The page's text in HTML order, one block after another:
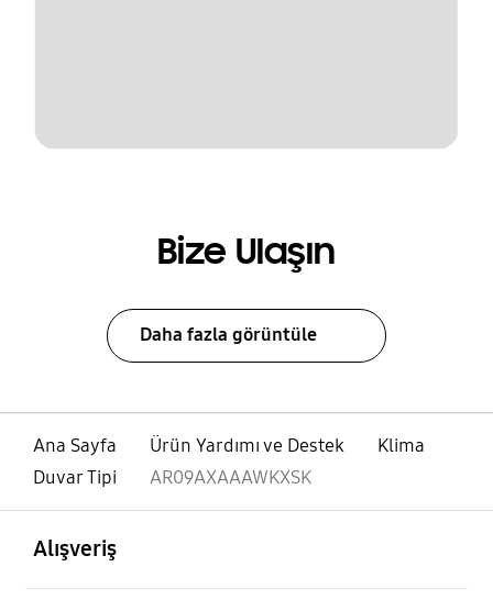
Bize Ulaşın
Daha fazla görüntüle
Ana Sayfa Ürün Yardımı ve Destek
Klima
Duvar Tipi
AR09AXAAAWKXSK
Alışveriş